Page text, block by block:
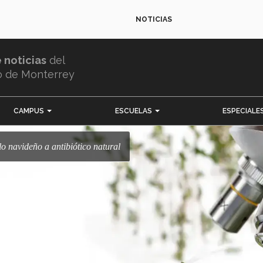
NOTICIAS
noticias del
de Monterrey
CAMPUS ESCUELAS
navideño a antibiótico natural